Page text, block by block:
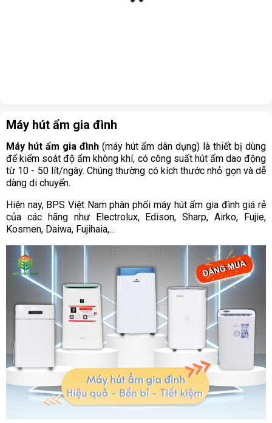
Máy hút ẩm gia đình
Máy hút ẩm gia đình(máy hút ẩm dân dụng) là thiết bị dùng
để kiểm soát độ ẩm không khí, có công suất hút ẩm dao động
từ 10 - 50 lít/ngày. Chúng thường có kích thước nhỏ gọn và dễ
dàng di chuyển.
Hiện nay, BPS Việt Nam phân phối máy hút ẩm gia đình giá rẻ
của các hãng như Electrolux, Edison, Sharp, Airko, Fujie,
Kosmen, Daiwa, Fujihaia,...